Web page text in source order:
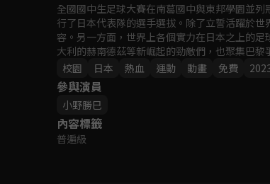
全國國中生足球大賽在南葛國中與東邦學園並
行了日本代表隊的選手選拔。除了立誓活躍於
容。另一方面，世界上各個實力在日本之上的
大利的赫南德茲等新崛起的勁敵們，也聚集巴黎
賭上夢想與驕傲的激鬥從現在開始了！！
校園
日本 熱血 運動 動畫 免費
參與演員
小野勝巳
內容標籤
普遍級